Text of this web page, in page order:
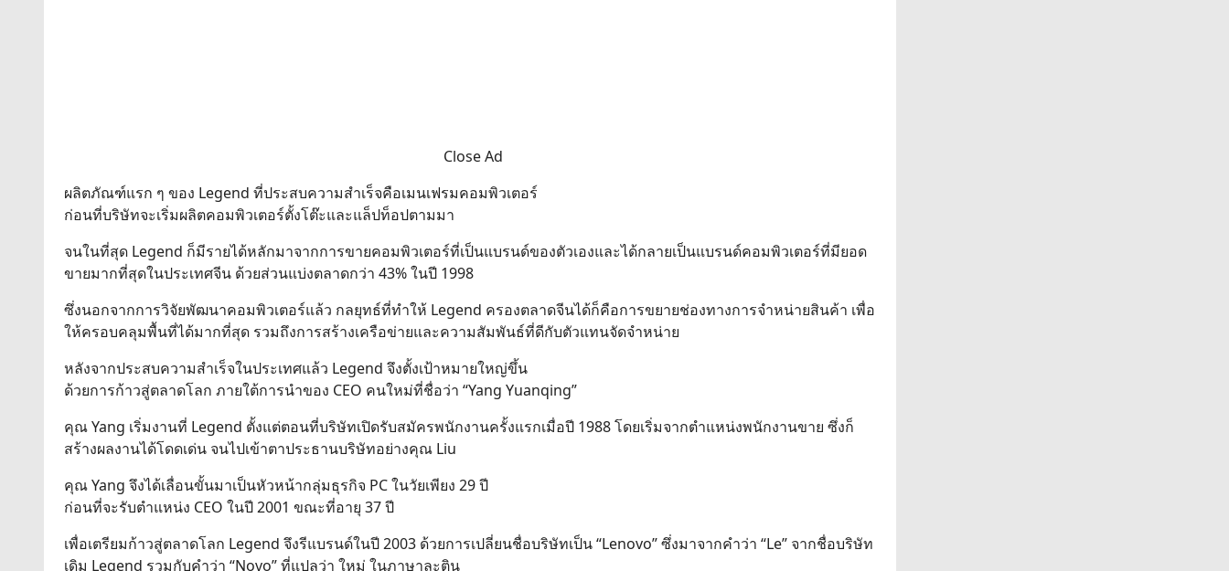
Close Ad
ผลิตภัณฑ์แรก ๆ ของ Legend ที่ประสบความสำเร็จคือเมนเฟรมคอมพิวเตอร์
ก่อนที่บริษัทจะเริ่มผลิตคอมพิวเตอร์ตั้งโต๊ะและแล็ปท็อปตามมา
จนในที่สุด Legend ก็มีรายได้หลักมาจากการขายคอมพิวเตอร์ที่เป็นแบรนด์ของตัวเองและได้กลายเป็นแบรนด์คอมพิวเตอร์ที่มียอด
ขายมากที่สุดในประเทศจีน ด้วยส่วนแบ่งตลาดกว่า 43% ในปี 1998
ซึ่งนอกจากการวิจัยพัฒนาคอมพิวเตอร์แล้ว กลยุทธ์ที่ทำให้ Legend ครองตลาดจีนได้ก็คือการขยายช่องทางการจำหน่ายสินค้า เพื่อ
ให้ครอบคลุมพื้นที่ได้มากที่สุด รวมถึงการสร้างเครือข่ายและความสัมพันธ์ที่ดีกับตัวแทนจัดจำหน่าย
หลังจากประสบความสำเร็จในประเทศแล้ว Legend จึงตั้งเป้าหมายใหญ่ขึ้น
ด้วยการก้าวสู่ตลาดโลก ภายใต้การนำของ CEO คนใหม่ที่ชื่อว่า “Yang Yuanqing”
คุณ Yang เริ่มงานที่ Legend ตั้งแต่ตอนที่บริษัทเปิดรับสมัครพนักงานครั้งแรกเมื่อปี 1988 โดยเริ่มจากตำแหน่งพนักงานขาย ซึ่งก็
สร้างผลงานได้โดดเด่น จนไปเข้าตาประธานบริษัทอย่างคุณ Liu
คุณ Yang จึงได้เลื่อนขั้นมาเป็นหัวหน้ากลุ่มธุรกิจ PC ในวัยเพียง 29 ปี
ก่อนที่จะรับตำแหน่ง CEO ในปี 2001 ขณะที่อายุ 37 ปี
เพื่อเตรียมก้าวสู่ตลาดโลก Legend จึงรีแบรนด์ในปี 2003 ด้วยการเปลี่ยนชื่อบริษัทเป็น “Lenovo” ซึ่งมาจากคำว่า “Le” จากชื่อบริษัท
เดิม Legend รวมกับคำว่า “Novo” ที่แปลว่า ใหม่ ในภาษาละติน